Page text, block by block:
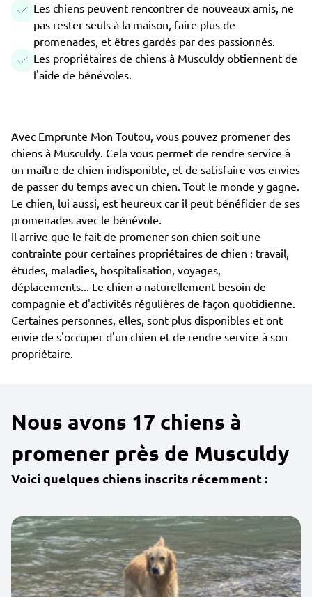
Les chiens peuvent rencontrer de nouveaux amis, ne
pas rester seuls à la maison, faire plus de
promenades, et êtres gardés par des passionnés.
Les propriétaires de chiens à Musculdy obtiennent de
l'aide de bénévoles.
Avec Emprunte Mon Toutou, vous pouvez promener des
chiens à Musculdy. Cela vous permet de rendre service à
un maître de chien indisponible, et de satisfaire vos envies
de passer du temps avec un chien. Tout le monde y gagne.
Le chien, lui aussi, est heureux car il peut bénéficier de ses
promenades avec le bénévole.
Il arrive que le fait de promener son chien soit une
contrainte pour certaines propriétaires de chien : travail,
études, maladies, hospitalisation, voyages,
déplacements... Le chien a naturellement besoin de
compagnie et d'activités régulières de façon quotidienne.
Certaines personnes, elles, sont plus disponibles et ont
envie de s'occuper d'un chien et de rendre service à son
propriétaire.
Nous avons 17 chiens à
promener près de Musculdy
Voici quelques chiens inscrits récemment :